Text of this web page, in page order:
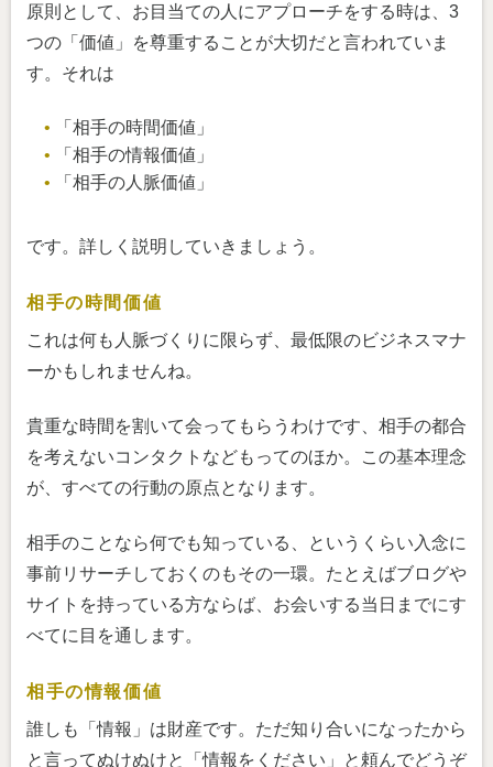
原則として、お目当ての人にアプローチをする時は、3
つの「価値」を尊重することが大切だと言われていま
す。それは
「相手の時間価値」
「相手の情報価値」
「相手の人脈価値」
です。詳しく説明していきましょう。
相手の時間価値
これは何も人脈づくりに限らず、最低限のビジネスマナ
ーかもしれませんね。
貴重な時間を割いて会ってもらうわけです、相手の都合
を考えないコンタクトなどもってのほか。この基本理念
が、すべての行動の原点となります。
相手のことなら何でも知っている、というくらい入念に
事前リサーチしておくのもその一環。たとえばブログや
サイトを持っている方ならば、お会いする当日までにす
べてに目を通します。
相手の情報価値
誰しも「情報」は財産です。ただ知り合いになったから
と言ってぬけぬけと「情報をください」と頼んでどうぞ